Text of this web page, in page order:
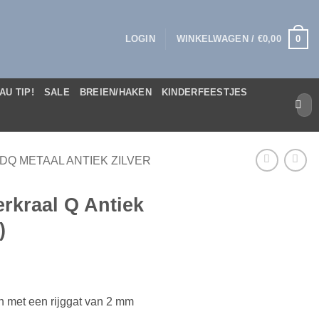
LOGIN WINKELWAGEN / €0,00 0
TIP! SALE BREIEN/HAKEN KINDERFEESTJES
naar:
METAAL ANTIEK ZILVER
Q Antiek
met een rijggat van 2 mm